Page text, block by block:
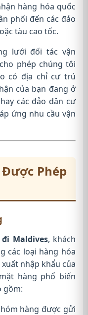
hàng hóa quốc
phối đến các đảo
tàu cao tốc.
lưới đối tác vận
phép chúng tôi
có địa chỉ cư trú
của bạn đang ở
các đảo dân cư
ứng nhu cầu vận
Được Phép
Maldives, khách
các loại hàng hóa
nhập khẩu của
hàng phổ biến
gồm:
hàng được gửi